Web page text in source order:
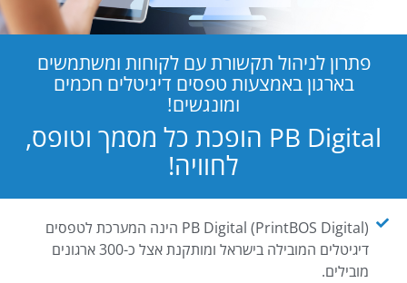
פתרון לניהול תקשורת עם לקוחות ומשתמשים
בארגון באמצעות טפסים דיגיטלים חכמים
ומונגשים!
PB Digital הופכת כל מסמך וטופס,
לחוויה!
PB Digital (PrintBOS Digital) הינה המערכת לטפסים
דיגיטלים המובילה בישראל ומותקנת אצל כ-300 ארגונים
מובילים.